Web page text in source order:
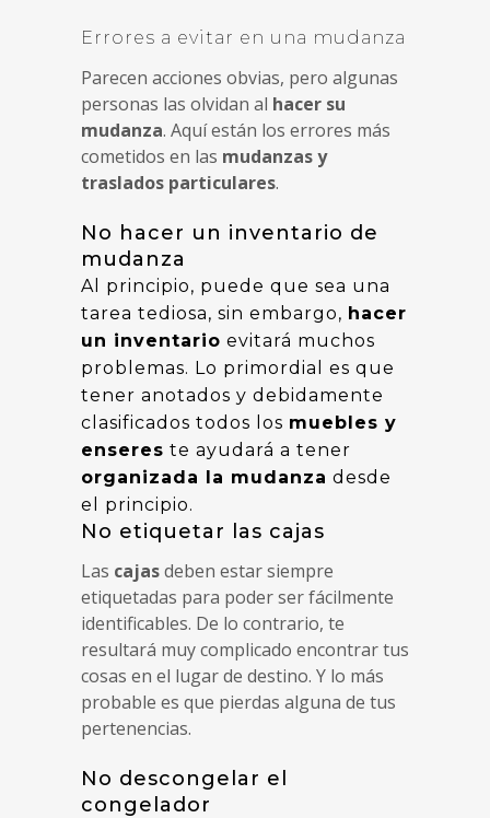
Errores a evitar en una mudanza
Parecen acciones obvias, pero algunas
personas las olvidan al hacer su
mudanza. Aquí están los errores más
cometidos en las mudanzas y
traslados particulares.
No hacer un inventario de
mudanza
Al principio, puede que sea una
tarea tediosa, sin embargo, hacer
un inventario evitará muchos
problemas. Lo primordial es que
tener anotados y debidamente
clasificados todos los muebles y
enseres te ayudará a tener
organizada la mudanza desde
el principio.
No etiquetar las cajas
Las cajasdeben estar siempre
etiquetadas para poder ser fácilmente
identificables. De lo contrario, te
resultará muy complicado encontrar tus
cosas en el lugar de destino. Y lo más
probable es que pierdas alguna de tus
pertenencias.
No descongelar el
congelador